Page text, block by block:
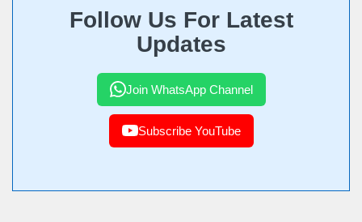
Follow Us For Latest
Updates
Join WhatsApp Channel
Subscribe YouTube